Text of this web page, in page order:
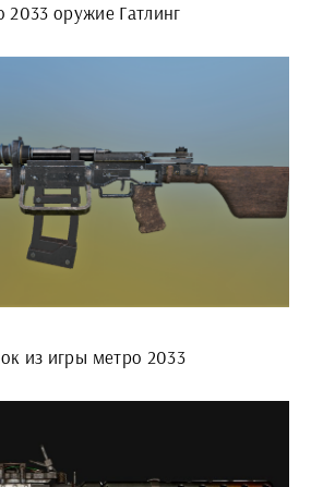
2033 оружие Гатлинг
из игры метро 2033